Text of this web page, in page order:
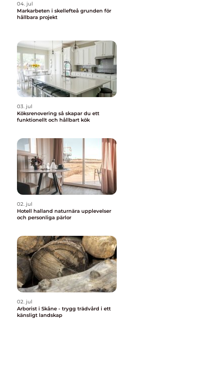
04. jul
Markarbeten i skellefteå grunden för
hållbara projekt
03. jul
Köksrenovering så skapar du ett
funktionellt och hållbart kök
02. jul
Hotell halland naturnära upplevelser
och personliga pärlor
02. jul
Arborist i Skåne - trygg trädvård i ett
känsligt landskap